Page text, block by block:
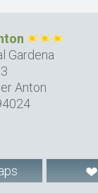
Gardena
Anton